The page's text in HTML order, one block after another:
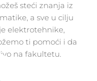
steći znanja iz
a sve u cilju
elektrotehnike,
ti pomoći i da
na fakultetu.